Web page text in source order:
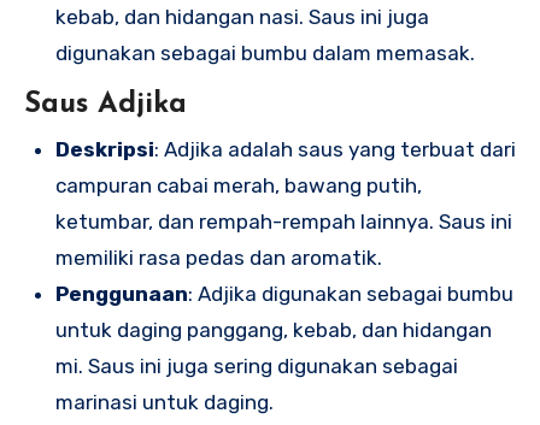
kebab, dan hidangan nasi. Saus ini juga
digunakan sebagai bumbu dalam memasak.
Saus Adjika
Deskripsi: Adjika adalah saus yang terbuat dari
campuran cabai merah, bawang putih,
ketumbar, dan rempah-rempah lainnya. Saus ini
memiliki rasa pedas dan aromatik.
Penggunaan: Adjika digunakan sebagai bumbu
untuk daging panggang, kebab, dan hidangan
mi. Saus ini juga sering digunakan sebagai
marinasi untuk daging.